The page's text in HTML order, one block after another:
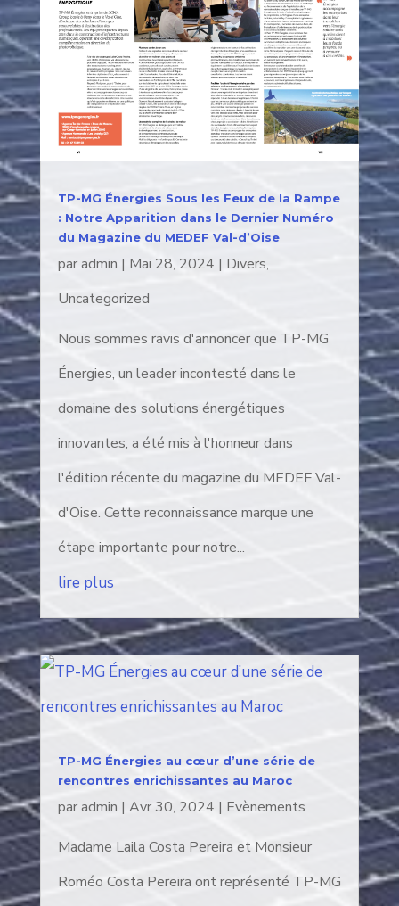
TP-MG Énergies Sous les Feux de la Rampe
: Notre Apparition dans le Dernier Numéro
du Magazine du MEDEF Val-d’Oise
paradmin | Mai 28, 2024 | Divers,
Uncategorized
Nous sommes ravis d'annoncer que TP-MG
Énergies, un leader incontesté dans le
domaine des solutions énergétiques
innovantes, a été mis à l'honneur dans
l'édition récente du magazine du MEDEF Val-
d'Oise. Cette reconnaissance marque une
étape importante pour notre...
lire plus
TP-MG Énergies au cœur d’une série de
rencontres enrichissantes au Maroc
paradmin | Avr 30, 2024 | Evènements
Madame Laila Costa Pereira et Monsieur
Roméo Costa Pereira ont représenté TP-MG